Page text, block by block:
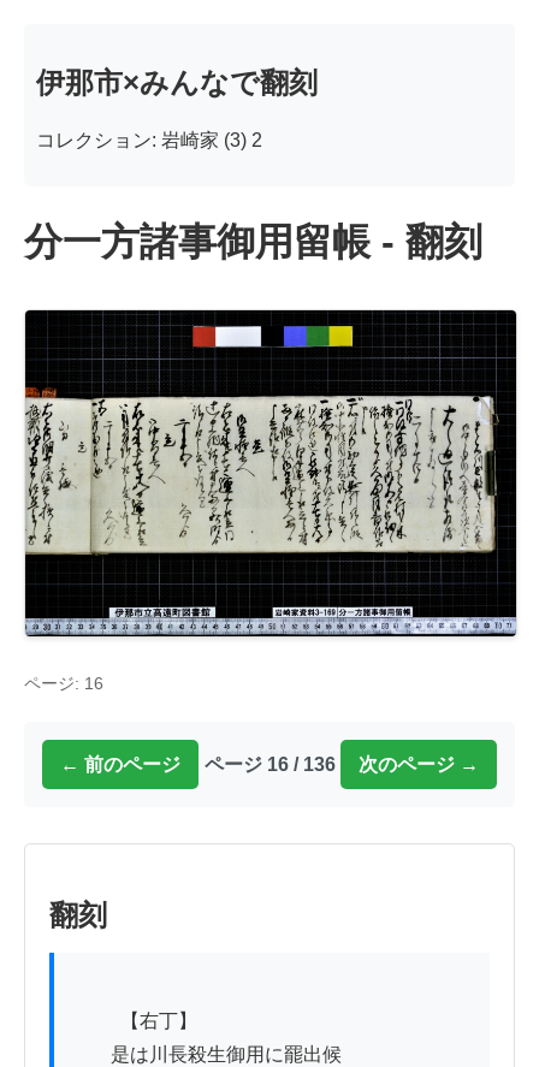
伊那市×みんなで翻刻
コレクション: 岩崎家 (3) 2
分一方諸事御用留帳 - 翻刻
ページ: 16
← 前のページ ページ 16 / 136 次のページ →
翻刻
是は川長殺生御用に罷出候